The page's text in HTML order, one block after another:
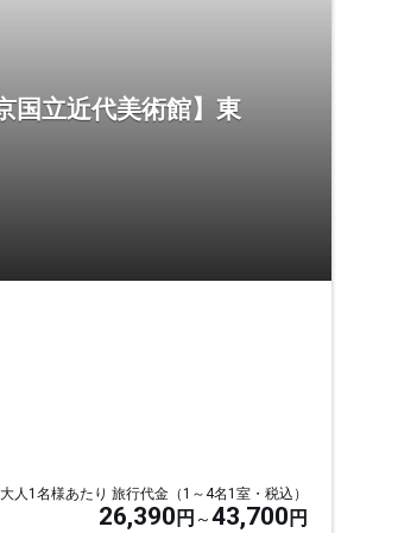
国立近代美術館】東
大人1名様あたり 旅行代金（1～4名1室・税込）
26,390 円 43,700 円